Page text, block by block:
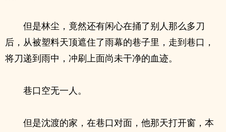
但是林尘，竟然还有闲心在捅了别人那么多刀
后，从被塑料天顶遮住了雨幕的巷子里，走到巷口，
将刀递到雨中，冲刷上面尚未干净的血迹。
巷口空无一人。
但是沈渡的家，在巷口对面，他那天打开窗，本